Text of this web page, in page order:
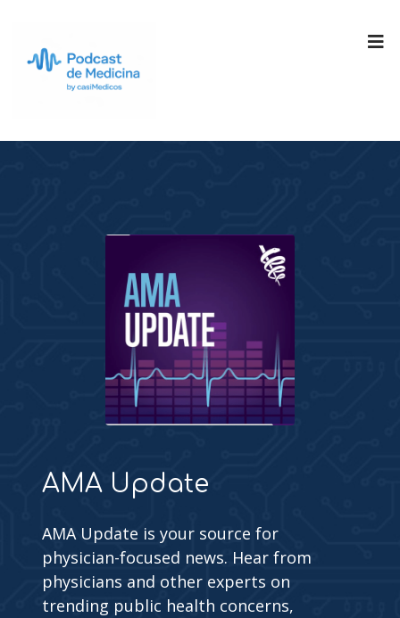
AMA Update
AMA Update is your source for
physician-focused news. Hear from
physicians and other experts on
trending public health concerns,